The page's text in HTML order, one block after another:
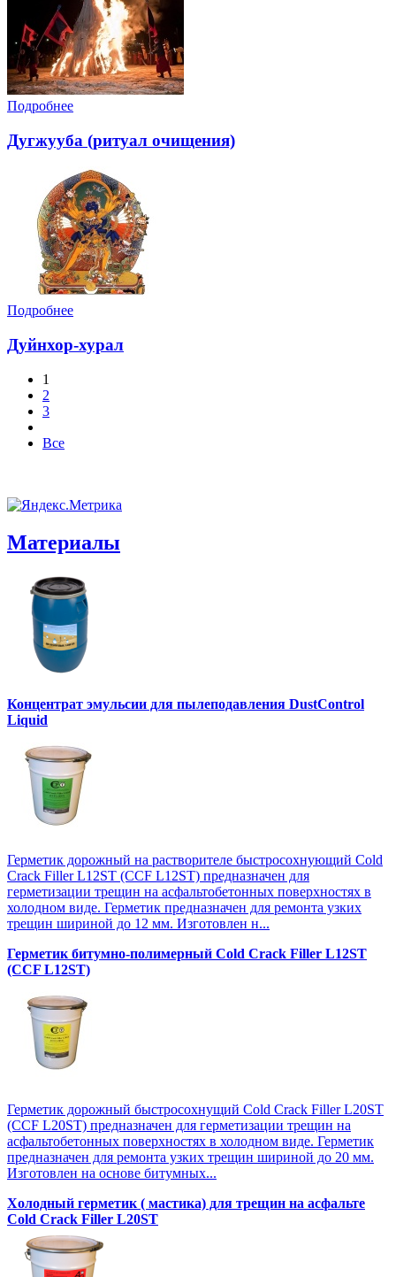
Подробнее
Дугжууба (ритуал очищения)
Подробнее
Дуйнхор-хурал
1
2
3
Все
Материалы
Концентрат эмульсии для пылеподавления DustControl
Liquid
Герметик дорожный на растворителе быстросохнующий Cold
Crack Filler L12SТ (CCF L12SТ) предназначен для
герметизации трещин на асфальтобетонных поверхностях в
холодном виде. Герметик предназначен для ремонта узких
трещин шириной до 12 мм. Изготовлен н...
Герметик битумно-полимерный Cold Crack Filler L12SТ
(CCF L12SТ)
Герметик дорожный быстросохнущий Cold Crack Filler L20SТ
(CCF L20SТ) предназначен для герметизации трещин на
асфальтобетонных поверхностях в холодном виде. Герметик
предназначен для ремонта узких трещин шириной до 20 мм.
Изготовлен на основе битумных...
Холодный герметик ( мастика) для трещин на асфальте
Cold Crack Filler L20SТ